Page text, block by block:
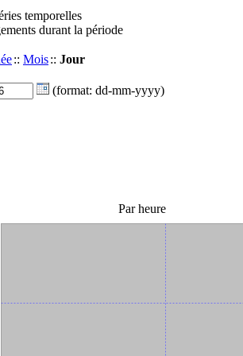
temporelles
durant la période
:: Mois:: Jour
(format: dd-mm-yyyy)
Par heure